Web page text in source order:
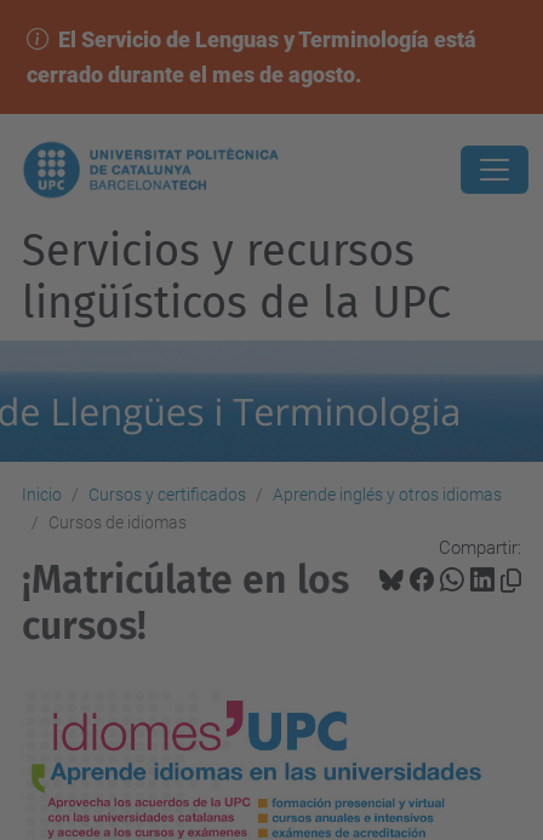
El Servicio de Lenguas y Terminología está
cerrado durante el mes de agosto.
Servicios y recursos
lingüísticos de la UPC
Inicio Cursos y certificados
Aprende inglés y otros idiomas
Cursos de idiomas
Compartir:
¡Matricúlate en los
cursos!